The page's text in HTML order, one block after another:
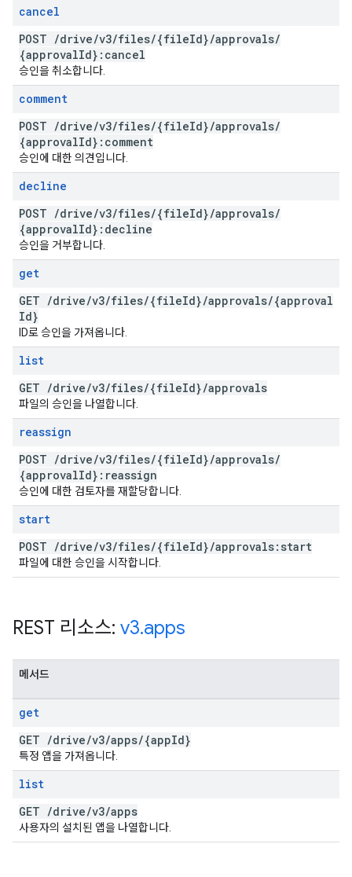
cancel
POST /drive/v3/files/{fileId}/approvals/
{approvalId}:cancel
승인을 취소합니다.
comment
POST /drive/v3/files/{fileId}/approvals/
{approvalId}:comment
승인에 대한 의견입니다.
decline
POST /drive/v3/files/{fileId}/approvals/
{approvalId}:decline
승인을 거부합니다.
get
GET /drive/v3/files/{fileId}/approvals/{approval
Id}
ID로 승인을 가져옵니다.
list
GET /drive/v3/files/{fileId}/approvals
파일의 승인을 나열합니다.
reassign
POST /drive/v3/files/{fileId}/approvals/
{approvalId}:reassign
승인에 대한 검토자를 재할당합니다.
start
POST /drive/v3/files/{fileId}/approvals:start
파일에 대한 승인을 시작합니다.
REST 리소스: v3.apps
메서드
get
GET /drive/v3/apps/{appId}
특정 앱을 가져옵니다.
list
GET /drive/v3/apps
사용자의 설치된 앱을 나열합니다.